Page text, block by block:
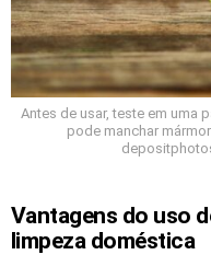
Antes de usar, teste em uma
pode manchar
Vantagens do uso
limpeza doméstica